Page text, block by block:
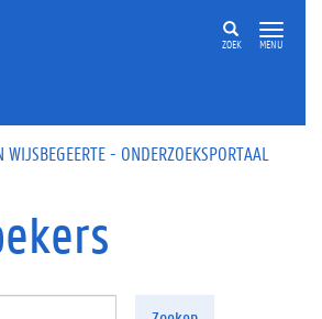
ZOEK MENU
WIJSBEGEERTE - ONDERZOEKSPORTAAL